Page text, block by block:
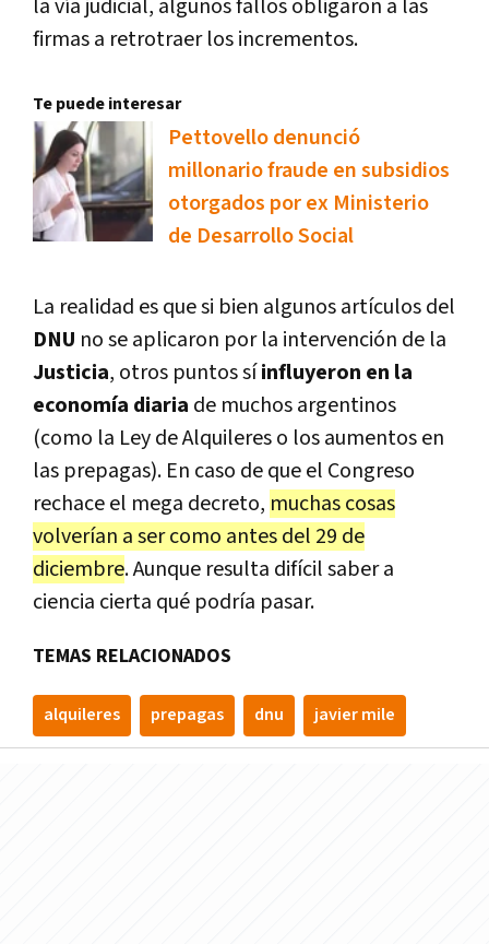
la vía judicial, algunos fallos obligaron a las
firmas a retrotraer los incrementos.
Te puede interesar
Pettovello denunció
millonario fraude en subsidios
otorgados por ex Ministerio
de Desarrollo Social
La realidad es que si bien algunos artículos del
DNU no se aplicaron por la intervención de la
Justicia, otros puntos síinfluyeron en la
economía diaria de muchos argentinos
(como la Ley de Alquileres o los aumentos en
las prepagas). En caso de que el Congreso
rechace el mega decreto, muchas cosas
volverían a ser como antes del 29 de
diciembre. Aunque resulta difícil saber a
ciencia cierta qué podría pasar.
TEMAS RELACIONADOS
alquileres prepagas dnu javier mile